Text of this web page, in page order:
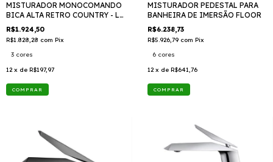
MISTURADOR MONOCOMANDO
BICA ALTA RETRO COUNTRY - LX
4612G TTD409
R$1.924,50
R$1.828,28 com Pix
3 cores
12 x de R$197,97
COMPRAR
MISTURADOR PEDESTAL PARA
BANHEIRA DE IMERSÃO FLOOR
R$6.238,73
R$5.926,79 com Pix
6 cores
12 x de R$641,76
COMPRAR